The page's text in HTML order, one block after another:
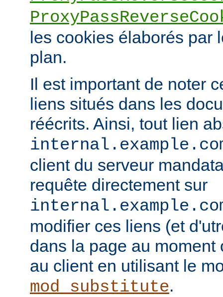
les cookies élaborés par
plan.
Il est important de noter
liens situés dans les
réécrits. Ainsi, tout lien
client du serveur
requête directement sur
modifier ces liens (et
dans la page au moment
au client en utilisant le
mod_substitute.